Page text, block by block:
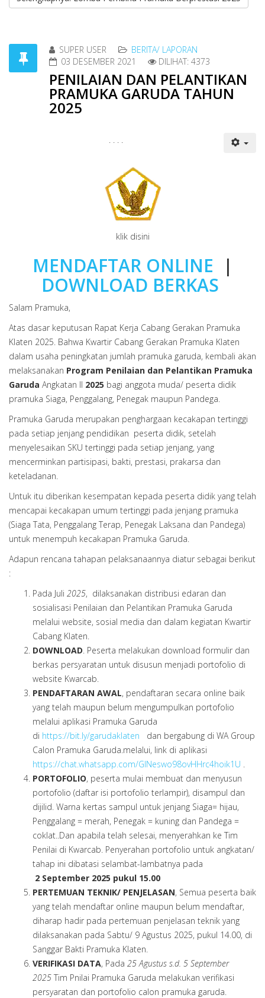
SUPER USER
BERITA/ LAPORAN
03 DESEMBER 2021
DILIHAT: 4373
PENILAIAN DAN PELANTIKAN
PRAMUKA GARUDA TAHUN
2025
. . . .
klik disini
MENDAFTAR ONLINE |
DOWNLOAD BERKAS
Salam Pramuka,
Atas dasar keputusan Rapat Kerja Cabang Gerakan Pramuka
Klaten 2025. Bahwa Kwartir Cabang Gerakan Pramuka Klaten
dalam usaha peningkatan jumlah pramuka garuda, kembali akan
melaksanakan Program Penilaian dan Pelantikan Pramuka
Garuda Angkatan II 2025 bagi anggota muda/ peserta didik
pramuka Siaga, Penggalang, Penegak maupun Pandega.
Pramuka Garuda merupakan penghargaan kecakapan tertinggi
pada setiap jenjang pendidikan peserta didik, setelah
menyelesaikan SKU tertinggi pada setiap jenjang, yang
mencerminkan partisipasi, bakti, prestasi, prakarsa dan
keteladanan.
Untuk itu diberikan kesempatan kepada peserta didik yang telah
mencapai kecakapan umum tertinggi pada jenjang pramuka
(Siaga Tata, Penggalang Terap, Penegak Laksana dan Pandega)
untuk menempuh kecakapan Pramuka Garuda.
Adapun rencana tahapan pelaksanaannya diatur sebagai berikut
:
Pada Juli 2025, dilaksanakan distribusi edaran dan
sosialisasi Penilaian dan Pelantikan Pramuka Garuda
melalui website, sosial media dan dalam kegiatan Kwartir
Cabang Klaten.
DOWNLOAD. Peserta melakukan download formulir dan
berkas persyaratan untuk disusun menjadi portofolio di
website Kwarcab.
PENDAFTARAN AWAL, pendaftaran secara online baik
yang telah maupun belum mengumpulkan portofolio
melalui aplikasi Pramuka Garuda
di https://bit.ly/garudaklaten dan bergabung di WA Group
Calon Pramuka Garuda.melalui, link di aplikasi
https://chat.whatsapp.com/GINeswo98ovHHrc4hoik1U .
PORTOFOLIO, peserta mulai membuat dan menyusun
portofolio (daftar isi portofolio terlampir), disampul dan
dijilid. Warna kertas sampul untuk jenjang Siaga= hijau,
Penggalang = merah, Penegak = kuning dan Pandega =
coklat..Dan apabila telah selesai, menyerahkan ke Tim
Penilai di Kwarcab. Penyerahan portofolio untuk angkatan/
tahap ini dibatasi selambat-lambatnya pada
2 September 2025 pukul 15.00
PERTEMUAN TEKNIK/ PENJELASAN, Semua peserta baik
yang telah mendaftar online maupun belum mendaftar,
diharap hadir pada pertemuan penjelasan teknik yang
dilaksanakan pada Sabtu/ 9 Agustus 2025, pukul 14.00, di
Sanggar Bakti Pramuka Klaten.
VERIFIKASI DATA, Pada 25 Agustus s.d. 5 September
2025 Tim Pnilai Pramuka Garuda melakukan verifikasi
persyaratan dan portofolio calon pramuka garuda.